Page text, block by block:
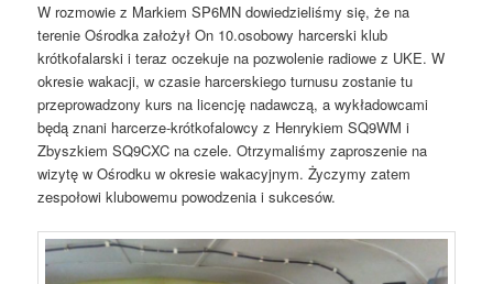
W rozmowie z Markiem SP6MN dowiedzieliśmy się, że na
terenie Ośrodka założył On 10.osobowy harcerski klub
krótkofalarski i teraz oczekuje na pozwolenie radiowe z UKE. W
okresie wakacji, w czasie harcerskiego turnusu zostanie tu
przeprowadzony kurs na licencję nadawczą, a wykładowcami
będą znani harcerze-krótkofalowcy z Henrykiem SQ9WM i
Zbyszkiem SQ9CXC na czele. Otrzymaliśmy zaproszenie na
wizytę w Ośrodku w okresie wakacyjnym. Życzymy zatem
zespołowi klubowemu powodzenia i sukcesów.